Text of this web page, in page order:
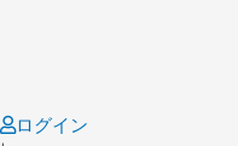
ログイン